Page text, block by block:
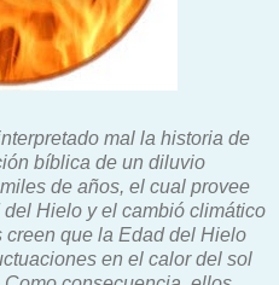
mal la historia de
bíblica de un diluvio
de años, el cual provee
Hielo y el cambió climático
creen que la Edad del Hielo
en el calor del sol